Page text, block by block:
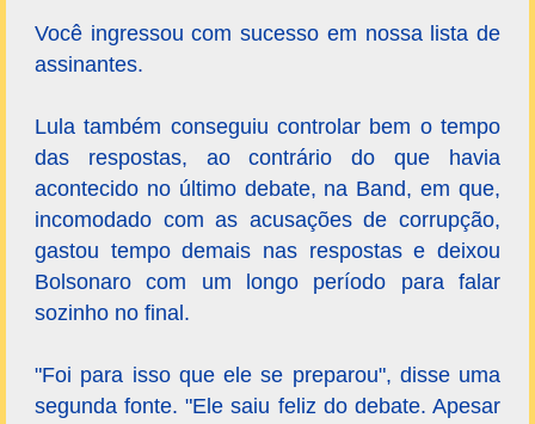
Você ingressou com sucesso em nossa lista de
assinantes.
Lula também conseguiu controlar bem o tempo
das respostas, ao contrário do que havia
acontecido no último debate, na Band, em que,
incomodado com as acusações de corrupção,
gastou tempo demais nas respostas e deixou
Bolsonaro com um longo período para falar
sozinho no final.
"Foi para isso que ele se preparou", disse uma
segunda fonte. "Ele saiu feliz do debate. Apesar